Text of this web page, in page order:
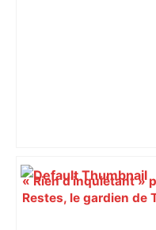
« Rien d'inquiétant »
Restes, le gardien de